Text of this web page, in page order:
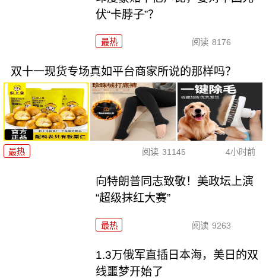
伏“卡脖子”？
最热 阅读 8176
双十一现货专场真如平台商家所说的那样吗？
最热 阅读 31145 4小时前
向特朗普同志致敬！美政坛上演
“超级抹红大赛”
最热 阅读 9263
1.3万俄军直插日本海，美日的双
线噩梦开始了